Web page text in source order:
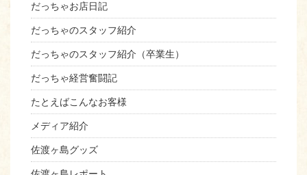
だっちゃお店日記
だっちゃのスタッフ紹介
だっちゃのスタッフ紹介（卒業生）
だっちゃ経営奮闘記
たとえばこんなお客様
メディア紹介
佐渡ヶ島グッズ